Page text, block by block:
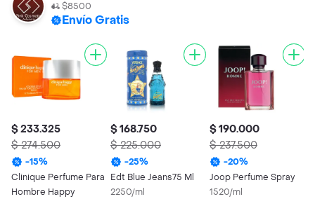
$8500
Envío Gratis
$ 233.325
$ 274.500
-15%
Clinique Perfume Para
Hombre Happy
$ 168.750
$ 225.000
-25%
Edt Blue Jeans75 Ml
2250/ml
$ 190.000
$ 237.500
-20%
Joop Perfume Spray
1520/ml